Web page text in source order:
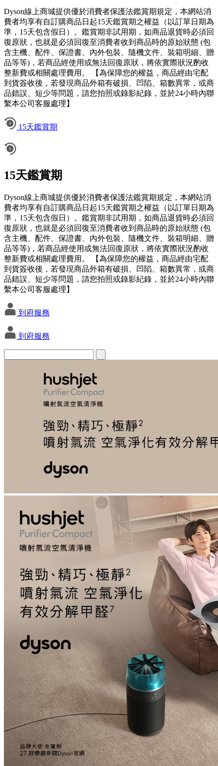
Dyson線上商城提供優於消費者保護法鑑賞期規定，本網站消
費者均享有自訂購商品日起15天鑑賞期之權益（以訂單日期為
準，15天包含假日）。鑑賞期非試用期，如商品退貨時必須回
復原狀，也就是必須回復至消費者收到商品時的原始狀態 (包
含主機、配件、保證書、內外包裝、隨機文件、裝箱明細、贈
品等等)，若商品經使用或無法回復原狀，將依實際狀況酌收
整新費或相關處理費用。 【為保障您的權益，商品經由宅配
到貨簽收後，若發現商品外箱有破損、凹陷、箱數異常，或商
品錯誤、短少等問題，請您拍照或錄影紀錄，並於24小時內聯
繫本公司客服處理】
15天鑑賞期
15天鑑賞期
Dyson線上商城提供優於消費者保護法鑑賞期規定，本網站消
費者均享有自訂購商品日起15天鑑賞期之權益（以訂單日期為
準，15天包含假日）。鑑賞期非試用期，如商品退貨時必須回
復原狀，也就是必須回復至消費者收到商品時的原始狀態 (包
含主機、配件、保證書、內外包裝、隨機文件、裝箱明細、贈
品等等)，若商品經使用或無法回復原狀，將依實際狀況酌收
整新費或相關處理費用。 【為保障您的權益，商品經由宅配
到貨簽收後，若發現商品外箱有破損、凹陷、箱數異常，或商
品錯誤、短少等問題，請您拍照或錄影紀錄，並於24小時內聯
繫本公司客服處理】
到府服務
到府服務